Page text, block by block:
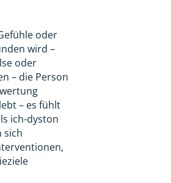
oder
wird –
oder
– die Person
– es fühlt
ich-dyston
sich